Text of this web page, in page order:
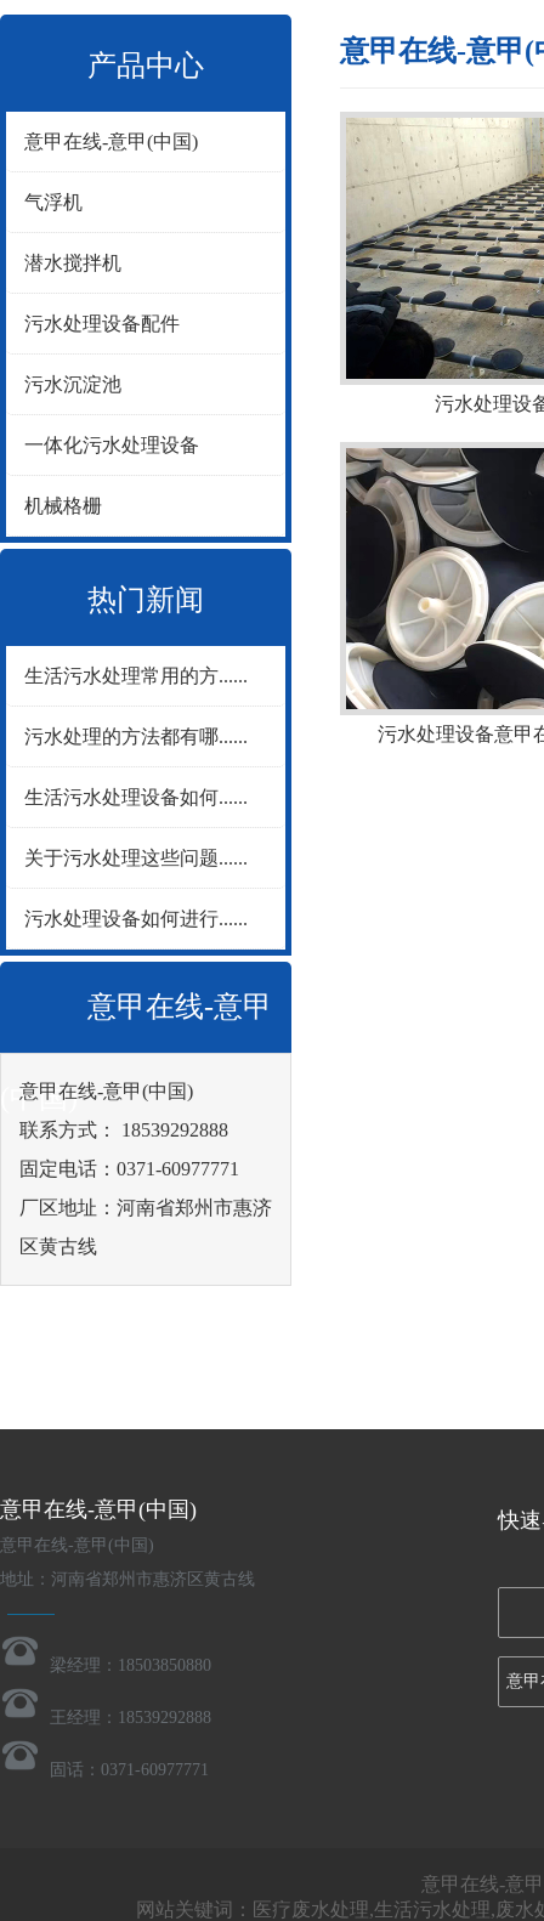
产品中心
意甲在线-意甲(中国)
气浮机
潜水搅拌机
污水处理设备配件
污水沉淀池
一体化污水处理设备
机械格栅
热门新闻
生活污水处理常用的方......
污水处理的方法都有哪......
生活污水处理设备如何......
关于污水处理这些问题......
污水处理设备如何进行......
意甲在线-意甲
(中国)
意甲在线-意甲(中国)
联系方式： 18539292888
固定电话：0371-60977771
厂区地址：河南省郑州市惠济
区黄古线
意甲在线-意甲(
污水处理设
污水处理设备意甲
意甲在线-意甲(中国)
意甲在线-意甲(中国)
地址：河南省郑州市惠济区黄古线
梁经理：18503850880
王经理：18539292888
固话：0371-60977771
快
意甲
意甲在线-意
网站关键词：医疗废水处理,生活污水处理,废